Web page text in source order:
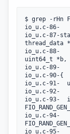
$ grep -rHn
io_u.c-86-
io_u.c-87-
io_u.c-88-				  enum fio_ddir ddir,
uint64_t *b,
io_u.c-89-				  uint64_t lastb)
io_u.c-90-{
io_u.c-91-	uint64_t r;
io_u.c-92-
io_u.c-93-	if (td->o.random_generator ==
io_u.c-94-	    td->o.random_generator ==
io_u.c-95-